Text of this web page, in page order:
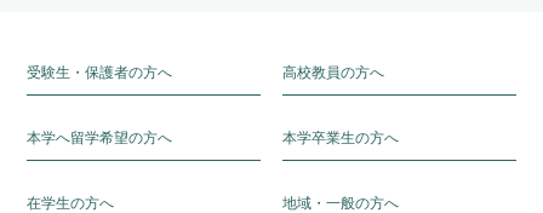
受験生・保護者の方へ 高校教員の方へ
本学へ留学希望の方へ 本学卒業生の方へ
在学生の方へ 地域・一般の方へ